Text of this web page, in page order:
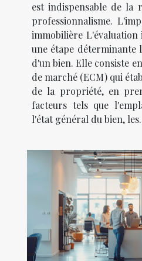
est indispensable de la
professionnalisme.
immobilière
une étape déterminante
d'un bien. Elle consiste
de marché (ECM) qui
de la propriété, en
facteurs tels que
l'état général du bien,